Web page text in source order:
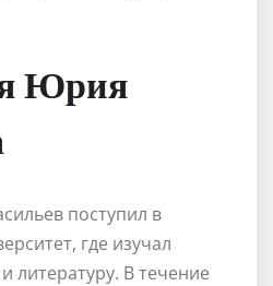
Юрия
поступил в
где изучал
литературу. В течение